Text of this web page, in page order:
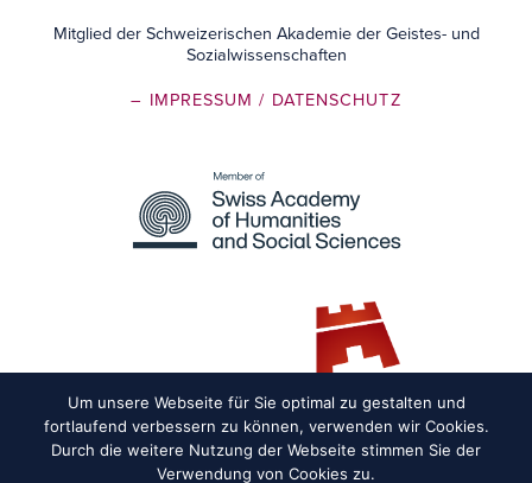
Mitglied der Schweizerischen Akademie der Geistes- und
Sozialwissenschaften
– IMPRESSUM/ DATENSCHUTZ
Um unsere Webseite für Sie optimal zu gestalten und
fortlaufend verbessern zu können, verwenden wir Cookies.
Durch die weitere Nutzung der Webseite stimmen Sie der
Verwendung von Cookies zu.